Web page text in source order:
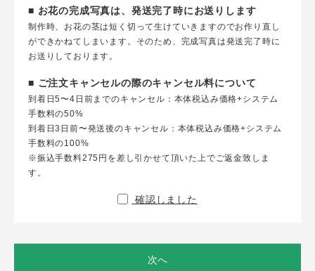
■ お花の完成写真は、発送完了時にお送りします
制作時、お花の茎は短く切って生けていきますのでお作り直し
ができかねてしまいます。そのため、完成写真は発送完了時に
お送りしております。
■ ご注文キャンセルの際のキャンセル料について
到着日5〜4日前までのキャンセル：本体税込み価格+システム
手数料の50%
到着日3日前〜発送後のキャンセル：本体税込み価格+システム
手数料の100%
※振込手数料275円を差し引かせて頂いた上でご返金致しま
す。
確認しました
次へ